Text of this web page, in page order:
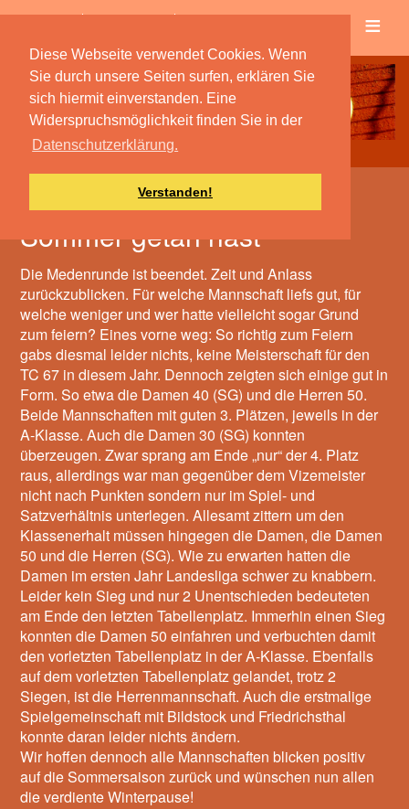
Diese Webseite verwendet Cookies. Wenn
Sie durch unsere Seiten surfen, erklären Sie
sich hiermit einverstanden. Eine
Widerspruchsmöglichkeit finden Sie in der
Datenschutzerklärung.
Verstanden!
≡
Ich weiß, was du letzten
Sommer getan hast
Die Medenrunde ist beendet. Zeit und Anlass
zurückzublicken. Für welche Mannschaft liefs gut, für
welche weniger und wer hatte vielleicht sogar Grund
zum feiern? Eines vorne weg: So richtig zum Feiern
gabs diesmal leider nichts, keine Meisterschaft für den
TC 67 in diesem Jahr. Dennoch zeigten sich einige gut in
Form. So etwa die Damen 40 (SG) und die Herren 50.
Beide Mannschaften mit guten 3. Plätzen, jeweils in der
A-Klasse. Auch die Damen 30 (SG) konnten
überzeugen. Zwar sprang am Ende „nur“ der 4. Platz
raus, allerdings war man gegenüber dem Vizemeister
nicht nach Punkten sondern nur im Spiel- und
Satzverhältnis unterlegen. Allesamt zittern um den
Klassenerhalt müssen hingegen die Damen, die Damen
50 und die Herren (SG). Wie zu erwarten hatten die
Damen im ersten Jahr Landesliga schwer zu knabbern.
Leider kein Sieg und nur 2 Unentschieden bedeuteten
am Ende den letzten Tabellenplatz. Immerhin einen Sieg
konnten die Damen 50 einfahren und verbuchten damit
den vorletzten Tabellenplatz in der A-Klasse. Ebenfalls
auf dem vorletzten Tabellenplatz gelandet, trotz 2
Siegen, ist die Herrenmannschaft. Auch die erstmalige
Spielgemeinschaft mit Bildstock und Friedrichsthal
konnte daran leider nichts ändern.
Wir hoffen dennoch alle Mannschaften blicken positiv
auf die Sommersaison zurück und wünschen nun allen
die verdiente Winterpause!